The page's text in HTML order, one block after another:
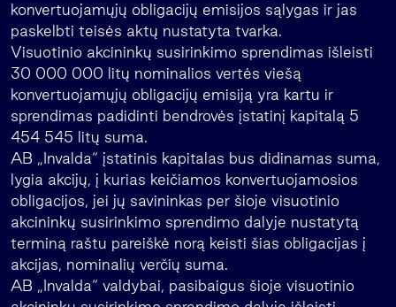
konvertuojamųjų obligacijų emisijos sąlygas ir jas
paskelbti teisės aktų nustatyta tvarka.
Visuotinio akcininkų susirinkimo sprendimas išleisti
30 000 000 litų nominalios vertės viešą
konvertuojamųjų obligacijų emisiją yra kartu ir
sprendimas padidinti bendrovės įstatinį kapitalą 5
454 545 litų suma.
AB „Invalda“ įstatinis kapitalas bus didinamas suma,
lygia akcijų, į kurias keičiamos konvertuojamosios
obligacijos, jei jų savininkas per šioje visuotinio
akcininkų susirinkimo sprendimo dalyje nustatytą
terminą raštu pareiškė norą keisti šias obligacijas į
akcijas, nominalių verčių suma.
AB „Invalda“ valdybai, pasibaigus šioje visuotinio